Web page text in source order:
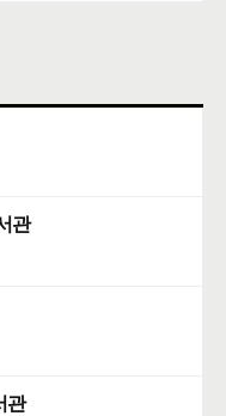
관
관